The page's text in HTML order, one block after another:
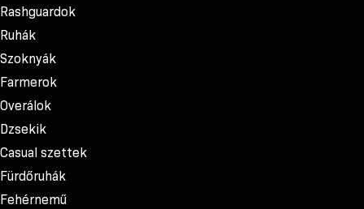
Rashguardok
Ruhák
Szoknyák
Farmerok
Overálok
Dzsekik
Casual szettek
Fürdőruhák
Fehérnemű